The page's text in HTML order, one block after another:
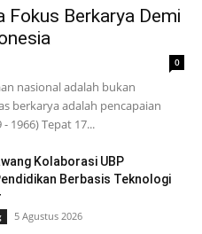
Fokus Berkarya Demi
0
nasional adalah bukan
berkarya adalah pencapaian
1966) Tepat 17...
Kolaborasi UBP
Berbasis Teknologi
5 Agustus 2026